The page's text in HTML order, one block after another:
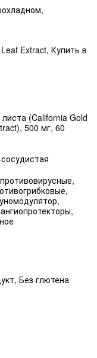
Extract, Купить в
(California Gold
500 мг, 60
Без глютена